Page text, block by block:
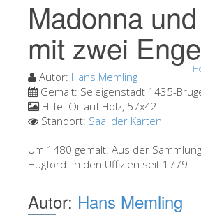
Veranstaltungen &
Besucher Bewertungen
Die Uffizien entdecken
Jetzt buchen
Virtuelle Tour
Die Kunstwerke
Die Säle
Madonna
mit zwei
Autor: Hans Memling
Gemalt: Seleigenstadt 1435-
Hilfe: Oil auf Holz, 57x42
Standort: Saal der Karten
Um 1480 gemalt. Aus der
Hugford. In den Uffizien seit 1779.
Autor: Hans Memling